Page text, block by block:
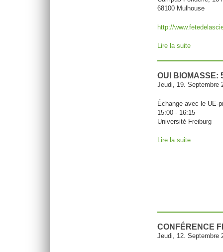
68100 Mulhouse
http://
Lire la suite
OUI BIOMASSE:
Jeudi, 19. Septembre
Échange avec le UE-
15:00 - 16:15
Université Freiburg
Lire la suite
CONFÉRENCE
Jeudi, 12. Septembre